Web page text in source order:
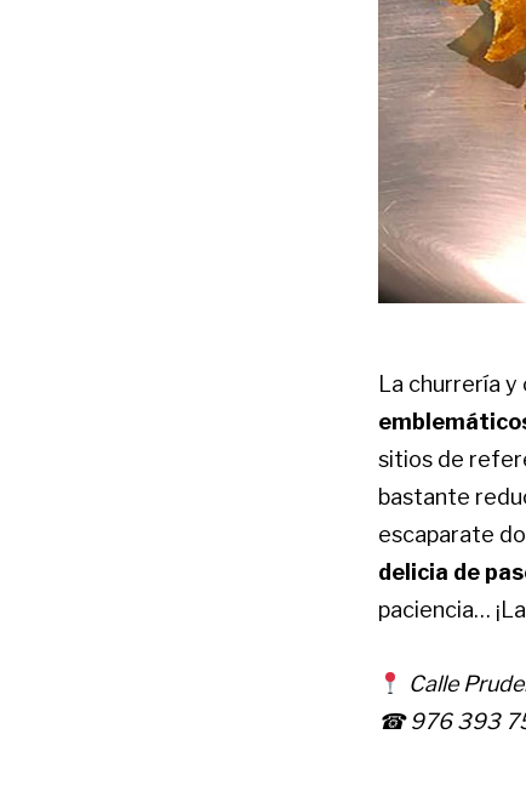
La churrería y
sitios de
bastante
escaparate
delicia de
paciencia…
Calle
☎ 976 393